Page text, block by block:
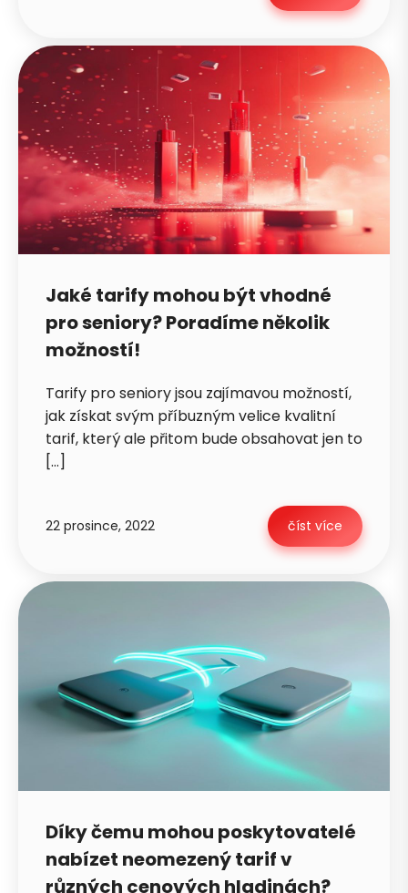
Jaké tarify mohou být vhodné
pro seniory? Poradíme několik
možností!
Tarify pro seniory jsou zajímavou možností,
jak získat svým příbuzným velice kvalitní
tarif, který ale přitom bude obsahovat jen to
[…]
22 prosince, 2022 číst více
Díky čemu mohou poskytovatelé
nabízet neomezený tarif v
různých cenových hladinách?
Petra je online
Zavolá do 2 minut · Po–Pá 8–18
Zavolejte mi zpět